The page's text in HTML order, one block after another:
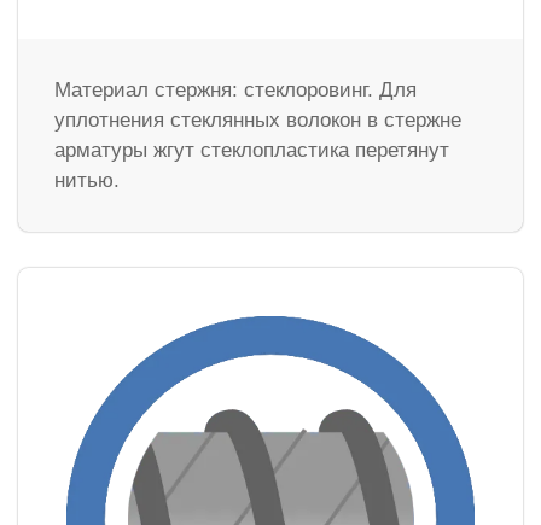
Материал стержня: стеклоровинг. Для
уплотнения стеклянных волокон в стержне
арматуры жгут стеклопластика перетянут
нитью.